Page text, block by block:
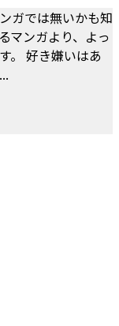
ガでは無いかも知
マンガより、よっ
。 好き嫌いはあ